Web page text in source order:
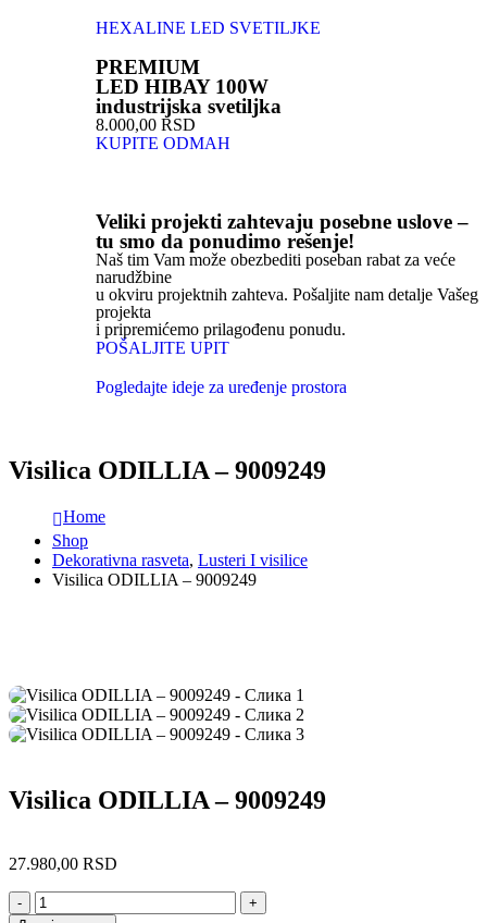
HEXALINE LED SVETILJKE
PREMIUM
LED HIBAY 100W
industrijska svetiljka
8.000,00 RSD
KUPITE ODMAH
Veliki projekti zahtevaju posebne uslove –
tu smo da ponudimo rešenje!
Naš tim Vam može obezbediti poseban rabat za veće
narudžbine
u okviru projektnih zahteva. Pošaljite nam detalje Vašeg
projekta
i pripremićemo prilagođenu ponudu.
POŠALJITE UPIT
Pogledajte ideje za uređenje prostora
Visilica ODILLIA – 9009249
Home
Shop
Dekorativna rasveta, Lusteri I visilice
Visilica ODILLIA – 9009249
Visilica ODILLIA – 9009249
27.980,00 RSD
-
+